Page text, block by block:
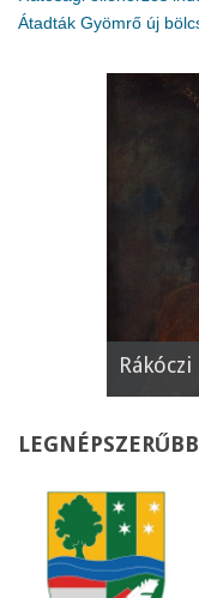
Átadták Gyömrő új
LEGNÉPSZERŰBB